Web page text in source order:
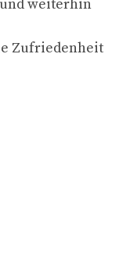
weiterhin
Zufriedenheit